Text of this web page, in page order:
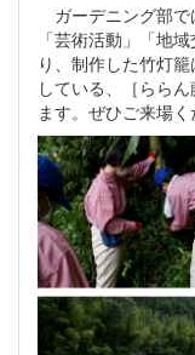
ガーデニング部で
「芸術活動」「地
り、制作した竹灯
している、［らら
ます。ぜひご来場く